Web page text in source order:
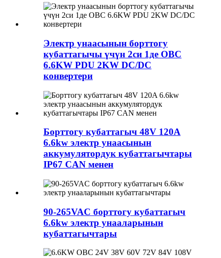
Электр унаасынын борттогу
кубаттагычы үчүн 2си 1де OBC
6.6KW PDU 2KW DC/DC
конвертери
Борттогу кубаттагыч 48V 120A
6.6kw электр унаасынын
аккумулятордук кубаттагычтары
IP67 CAN менен
90-265VAC борттогу кубаттагыч
6.6kw электр унааларынын
кубаттагычтары